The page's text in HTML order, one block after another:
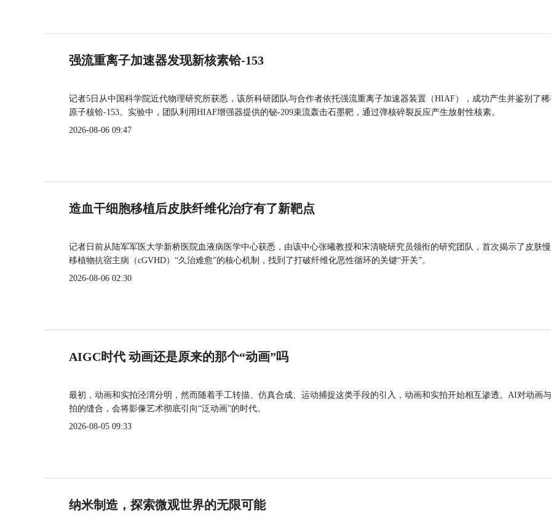
强流重离子加速器发现新核素铪-153
记者5日从中国科学院近代物理研究所获悉，该所科研团队与合作者依托强流重离子加速器装置（HIAF），成功产生并鉴别了
原子核铪-153。实验中，团队利用HIAF增强器提供的铋-209束流轰击石墨靶，通过弹核碎裂反应产生放射性核素。
2026-08-06 09:47
造血干细胞移植后皮肤纤维化治疗有了新靶点
记者日前从陆军军医大学新桥医院血液病医学中心获悉，由该中心张曦教授和宋清晓研究员领衔的研究团队，首次揭示了皮肤
移植物抗宿主病（cGVHD）“久治难愈”的核心机制，找到了打破纤维化恶性循环的关键“开关”。
2026-08-06 02:30
AIGC时代 动画还是原来的那个“动画”吗
最初，动画和实拍泾渭分明，然而随着手工转描、仿真合成、运动捕捉这类手段的引入，动画和实拍开始相互渗透。AI对动画
拍的缝合，会将影像艺术彻底引向“泛动画”的时代。
2026-08-05 09:33
纳米制造，探索微观世界的无限可能